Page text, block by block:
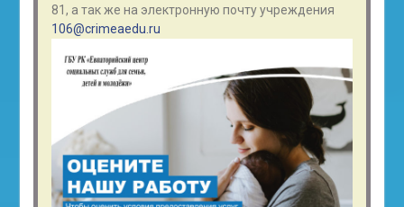
81, а так же на электронную почту учреждения
106@crimeaedu.ru